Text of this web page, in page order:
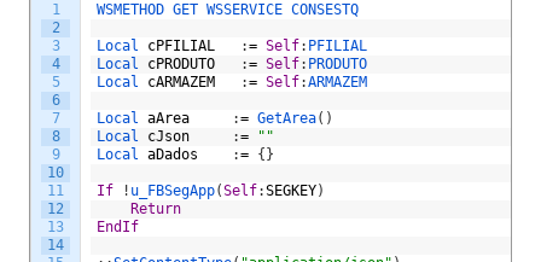
1
2
3
4
5
6
7
8
9
10
11
12
13
14
WSMETHOD GET WSSERVICE CONSESTQ
Local cPFILIAL := Self: PFILIAL
Local cPRODUTO := Self: PRODUTO
Local cARMAZEM := Self:ARMAZEM
Local aArea := GetArea( )
Local cJson :=
""
Local aDados := { }
If ! u_FBSegApp(Self:SEGKEY)
Return
EndIf